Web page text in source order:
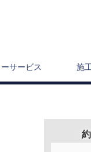
サービス 施